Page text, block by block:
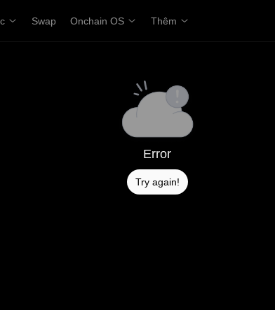
Swap Onchain OS Thêm
Error
Try again!